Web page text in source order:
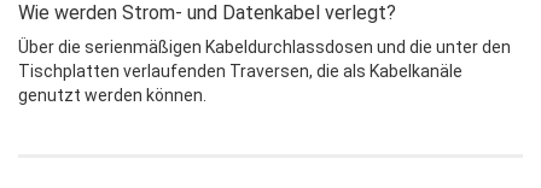
Wie werden Strom- und Datenkabel verlegt?
Über die serienmäßigen Kabeldurchlassdosen und die unter den
Tischplatten verlaufenden Traversen, die als Kabelkanäle
genutzt werden können.